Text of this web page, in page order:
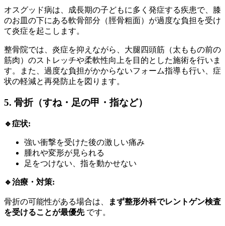
オスグッド病は、成長期の子どもに多く発症する疾患で、膝
のお皿の下にある軟骨部分（脛骨粗面）が過度な負担を受け
て炎症を起こします。
整骨院では、炎症を抑えながら、大腿四頭筋（太ももの前の
筋肉）のストレッチや柔軟性向上を目的とした施術を行いま
す。また、過度な負担がかからないフォーム指導も行い、症
状の軽減と再発防止を図ります。
5. 骨折（すね・足の甲・指など）
🔹症状:
強い衝撃を受けた後の激しい痛み
腫れや変形が見られる
足をつけない、指を動かせない
🔹治療・対策:
骨折の可能性がある場合は、
まず整形外科でレントゲン検査
を受けることが最優先です。